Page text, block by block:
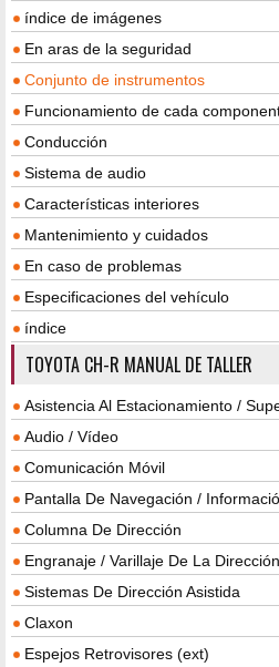
índice de imágenes
En aras de la seguridad
Conjunto de instrumentos
Funcionamiento de cada
Conducción
Sistema de audio
Características interiores
Mantenimiento y cuidados
En caso de problemas
Especificaciones del vehículo
índice
TOYOTA CH-R MANUAL DE TALLER
Asistencia Al Estacionamiento /
Audio / Vídeo
Comunicación Móvil
Pantalla De Navegación /
Columna De Dirección
Engranaje / Varillaje De La Dirección
Sistemas De Dirección Asistida
Claxon
Espejos Retrovisores (ext)